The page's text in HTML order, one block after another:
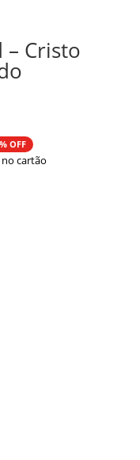
– Cristo
OFF
cartão